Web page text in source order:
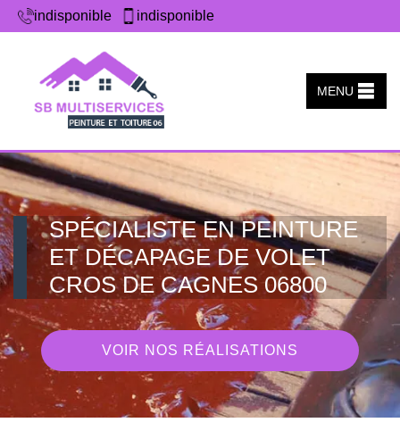
indisponible indisponible
MENU
SPÉCIALISTE EN PEINTURE
ET DÉCAPAGE DE VOLET
CROS DE CAGNES 06800
VOIR NOS RÉALISATIONS